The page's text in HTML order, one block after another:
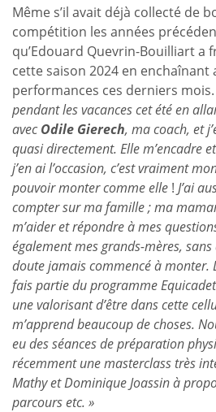
Même s’il avait déjà collecté de
compétition les années
qu’Edouard Quevrin-Bouilliart a
cette saison 2024 en
performances ces derniers mois.
pendant les vacances cet été en
avecOdile Gierech, ma coach, et
quasi directement. Elle m’encadre
j’en ai l’occasion, c’est vraiment
pouvoir monter comme elle ! J’ai
compter sur ma famille ; ma
m’aider et répondre à mes
également mes grands-mères, sans
doute jamais commencé à monter.
fais partie du programme
une valorisant d’être dans cette
m’apprend beaucoup de choses.
eu des séances de préparation
récemment une masterclass très
Mathy et Dominique Joassin à
parcours etc. »